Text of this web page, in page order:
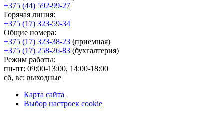
+375 (44) 592-99-27
Горячая линия:
+375 (17) 323-59-34
Общие номера:
+375 (17) 323-38-23 (приемная)
+375 (17) 258-26-83 (бухгалтерия)
Режим работы:
пн-пт: 09:00-13:00, 14:00-18:00
сб, вс: выходные
Карта сайта
Выбор настроек cookie